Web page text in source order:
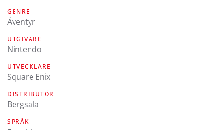
GENRE
Äventyr
UTGIVARE
Nintendo
UTVECKLARE
Square Enix
DISTRIBUTÖR
Bergsala
SPRÅK